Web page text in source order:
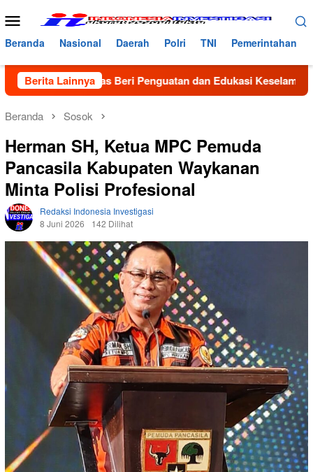
ke
konten
Menu
Mobile
Beranda Nasional Daerah Polri TNI Pemerintahan
Berita Lainnya
Beri Penguatan dan Edukasi Keselamatan di MAN 2
Beranda Sosok
Herman SH, Ketua MPC Pemuda
Pancasila Kabupaten Waykanan
Minta Polisi Profesional
Redaksi Indonesia Investigasi
8 Juni 2026
142 Dilihat